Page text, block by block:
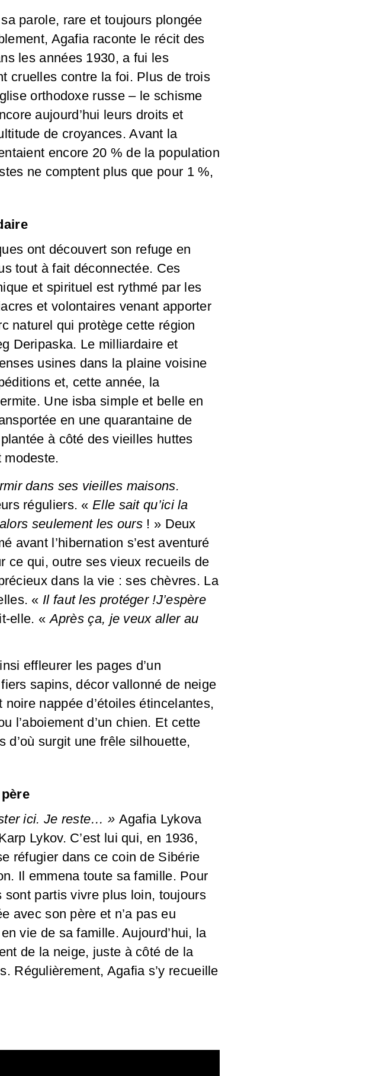
parole, rare et toujours plongée
Agafia raconte le récit des
les années 1930, a fui les
cruelles contre la foi. Plus de trois
orthodoxe russe – le schisme
aujourd’hui leurs droits et
de croyances. Avant la
encore 20 % de la population
ne comptent plus que pour 1 %,
ont découvert son refuge en
tout à fait déconnectée. Ces
et spirituel est rythmé par les
et volontaires venant apporter
naturel qui protège cette région
Deripaska. Le milliardaire et
usines dans la plaine voisine
et, cette année, la
Une isba simple et belle en
en une quarantaine de
à côté des vieilles huttes
modeste.
dans ses vieilles maisons.
réguliers. « Elle sait qu’ici la
seulement les ours ! » Deux
avant l’hibernation s’est aventuré
ce qui, outre ses vieux recueils de
dans la vie : ses chèvres. La
« Il faut les protéger !J’espère
elle. «Après ça, je veux aller au
effleurer les pages d’un
sapins, décor vallonné de neige
nappée d’étoiles étincelantes,
l’aboiement d’un chien. Et cette
d’où surgit une frêle silhouette,
ici. Je reste… » Agafia Lykova
Lykov. C’est lui qui, en 1936,
réfugier dans ce coin de Sibérie
Il emmena toute sa famille. Pour
partis vivre plus loin, toujours
avec son père et n’a pas eu
vie de sa famille. Aujourd’hui, la
de la neige, juste à côté de la
Régulièrement, Agafia s’y recueille